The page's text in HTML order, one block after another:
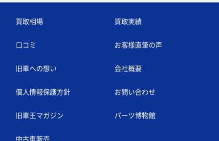
買取相場 買取実績
口コミ お客様直筆の声
旧車への想い 会社概要
個人情報保護方針 お問い合わせ
旧車王マガジン パーツ博物館
中古車販売